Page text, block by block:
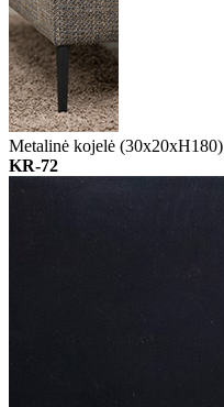
Metalinė kojelė (30x20xH180)
KR-72